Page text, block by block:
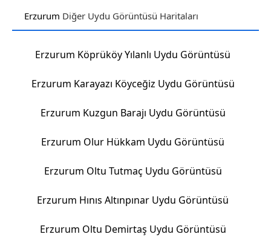
Erzurum Diğer Uydu Görüntüsü Haritaları
Erzurum Köprüköy Yılanlı Uydu Görüntüsü
Erzurum Karayazı Köyceğiz Uydu Görüntüsü
Erzurum Kuzgun Barajı Uydu Görüntüsü
Erzurum Olur Hükkam Uydu Görüntüsü
Erzurum Oltu Tutmaç Uydu Görüntüsü
Erzurum Hınıs Altınpınar Uydu Görüntüsü
Erzurum Oltu Demirtaş Uydu Görüntüsü